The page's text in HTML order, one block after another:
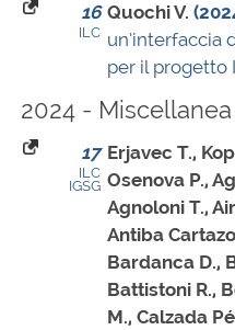
16
ILC
Quochi V.
un’interfaccia
per il progetto
2024 - Miscellanea
17
ILC
IGSG
Erjavec T.,
Osenova P.,
Agnoloni T.,
Antiba
Bardanca D.,
Battistoni R.,
M., Calzada